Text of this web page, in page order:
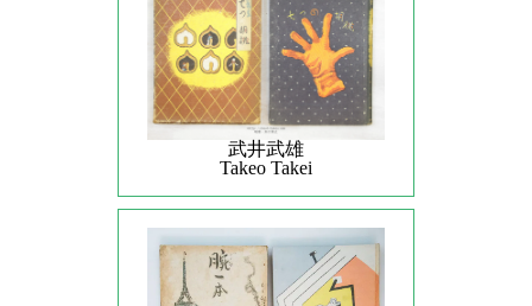
武井武雄
Takeo Takei